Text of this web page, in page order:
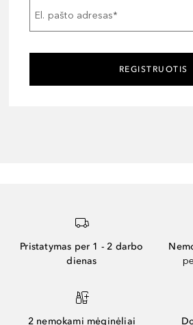
El. pašto adresas*
REGISTRUOTIS
Pristatymas per 1 - 2 darbo
dienas
2 nemokami mėginėliai